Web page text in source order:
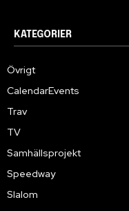
KATEGORIER
Övrigt
CalendarEvents
Trav
TV
Samhällsprojekt
Speedway
Slalom